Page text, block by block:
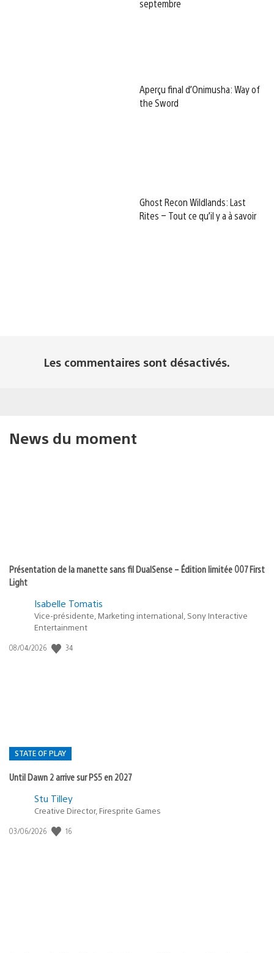
septembre
Aperçu final d’Onimusha: Way of
the Sword
Ghost Recon Wildlands: Last
Rites – Tout ce qu’il y a à savoir
Les commentaires sont désactivés.
News du moment
Présentation de la manette sans fil DualSense – Édition limitée 007 First
Light
Isabelle Tomatis
Vice-présidente, Marketing international, Sony Interactive
Entertainment
Date
08/04/2026 34
STATE OF PLAY
Until Dawn 2 arrive sur PS5 en 2027
Postée
:
state
Stu Tilley
Creative Director, Firesprite Games
Date
03/06/2026 16